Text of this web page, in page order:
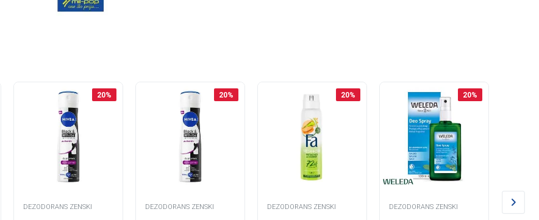
20%
DEZODORANS ZENSKI
20%
DEZODORANS ZENSKI
20%
DEZODORANS ZENSKI
20%
DEZODORANS ZENSKI